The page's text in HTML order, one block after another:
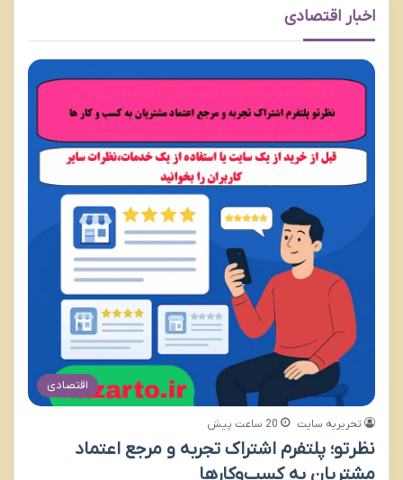
اخبار اقتصادی
اقتصادی
تحریریه سایت 20 ساعت پیش
نظرتو؛ پلتفرم اشتراک تجربه و مرجع اعتماد
مشتریان به کسب‌وکارها